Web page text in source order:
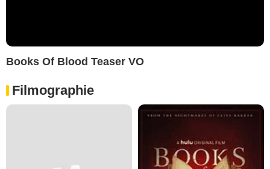
Books Of Blood Teaser VO
Filmographie